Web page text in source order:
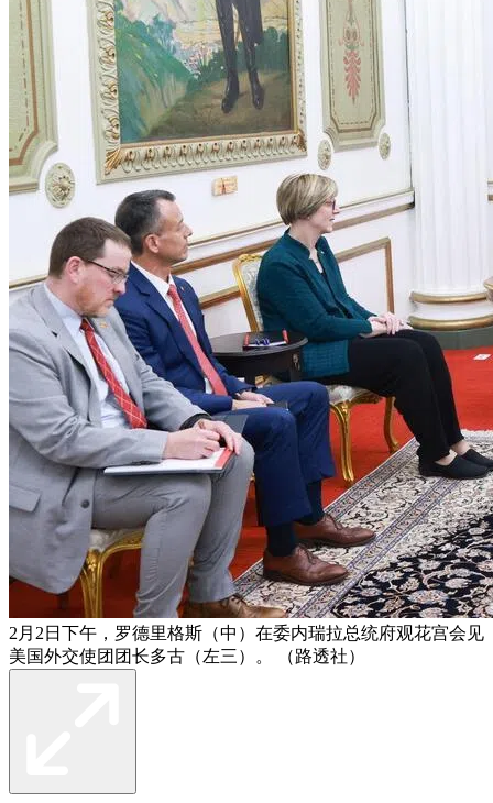
2月2日下午，罗德里格斯（中）在委内瑞拉总统府观花宫会见
美国外交使团团长多古（左三）。 （路透社）